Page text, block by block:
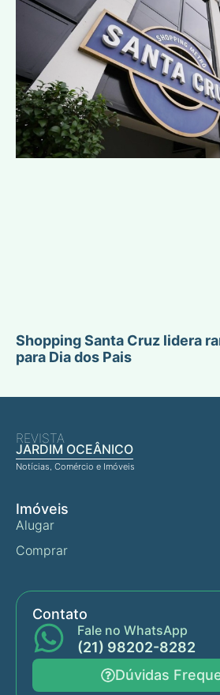
Shopping Santa Cruz lidera
para Dia dos Pais
REVISTA
JARDIM OCEÂNICO
Notícias, Comércio e Imóveis
Imóveis
Alugar
Comprar
Contato
Fale no WhatsApp
(21) 98202-8282
Dúvidas